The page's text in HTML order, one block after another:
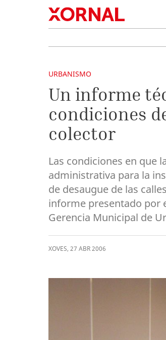
URBANISMO
Un informe
condiciones
colector
Las condiciones en que
administrativa para la
de desaugue de las
informe presentado por
Gerencia Municipal de
XOVES, 27 ABR2006